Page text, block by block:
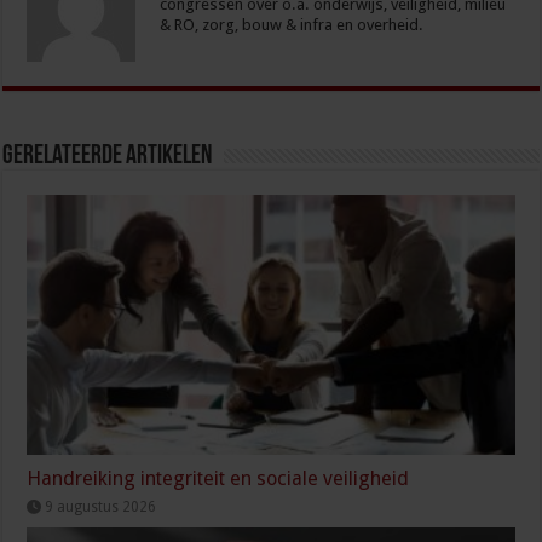
congressen over o.a. onderwijs, veiligheid, milieu
& RO, zorg, bouw & infra en overheid.
Gerelateerde Artikelen
Handreiking integriteit en sociale veiligheid
9 augustus 2026